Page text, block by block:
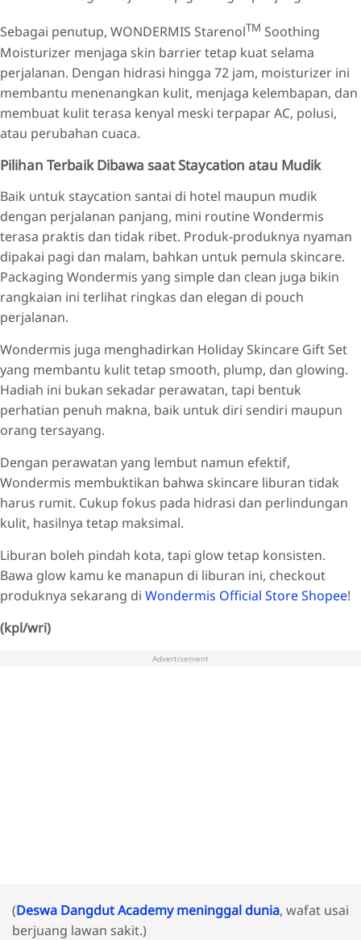
Sebagai penutup, WONDERMIS StarenolTM Soothing
Moisturizer menjaga skin barrier tetap kuat selama
perjalanan. Dengan hidrasi hingga 72 jam, moisturizer ini
membantu menenangkan kulit, menjaga kelembapan, dan
membuat kulit terasa kenyal meski terpapar AC, polusi,
atau perubahan cuaca.
Pilihan Terbaik Dibawa saat Staycation atau Mudik
Baik untuk staycation santai di hotel maupun mudik
dengan perjalanan panjang, mini routine Wondermis
terasa praktis dan tidak ribet. Produk-produknya nyaman
dipakai pagi dan malam, bahkan untuk pemula skincare.
Packaging Wondermis yang simple dan clean juga bikin
rangkaian ini terlihat ringkas dan elegan di pouch
perjalanan.
Wondermis juga menghadirkan Holiday Skincare Gift Set
yang membantu kulit tetap smooth, plump, dan glowing.
Hadiah ini bukan sekadar perawatan, tapi bentuk
perhatian penuh makna, baik untuk diri sendiri maupun
orang tersayang.
Dengan perawatan yang lembut namun efektif,
Wondermis membuktikan bahwa skincare liburan tidak
harus rumit. Cukup fokus pada hidrasi dan perlindungan
kulit, hasilnya tetap maksimal.
Liburan boleh pindah kota, tapi glow tetap konsisten.
Bawa glow kamu ke manapun di liburan ini, checkout
produknya sekarang di Wondermis Official Store Shopee!
(kpl/wri)
Advertisement
(Deswa Dangdut Academy meninggal dunia, wafat usai
berjuang lawan sakit.)